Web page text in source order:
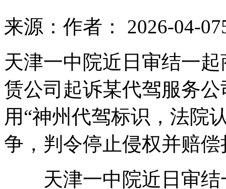
来源： 作者： 2026-04-07
天津一中院近日审结一
赁公司起诉某代驾服务
用“神州代驾标识，法院
争，判令停止侵权并赔偿
天津一中院近日审结